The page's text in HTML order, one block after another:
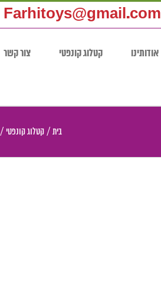
Farhitoys@gmail.com
אודותינו קטלוג קונפטי צור קשר
בית / קטלוג קונפטי /